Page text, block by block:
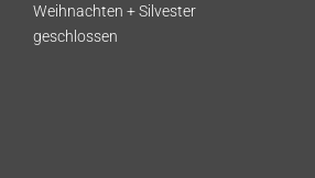
Weihnachten + Silvester
geschlossen